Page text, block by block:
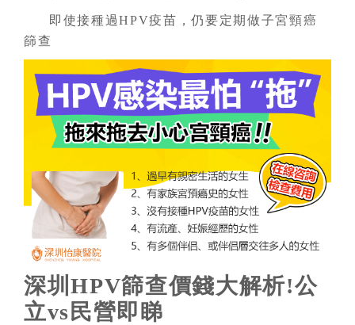
即使接種過HPV疫苗，仍要定期做子宮頸癌
篩查
深圳HPV篩查價錢大解析!公
立vs民營即睇